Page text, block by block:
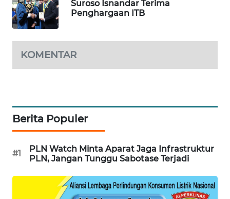
Suroso Isnandar Terima
Penghargaan ITB
KOMENTAR
Berita Populer
#1
PLN Watch Minta Aparat Jaga Infrastruktur
PLN, Jangan Tunggu Sabotase Terjadi
WN
TANGERANG
BINJAI
WN
INDRAMAYU
WN